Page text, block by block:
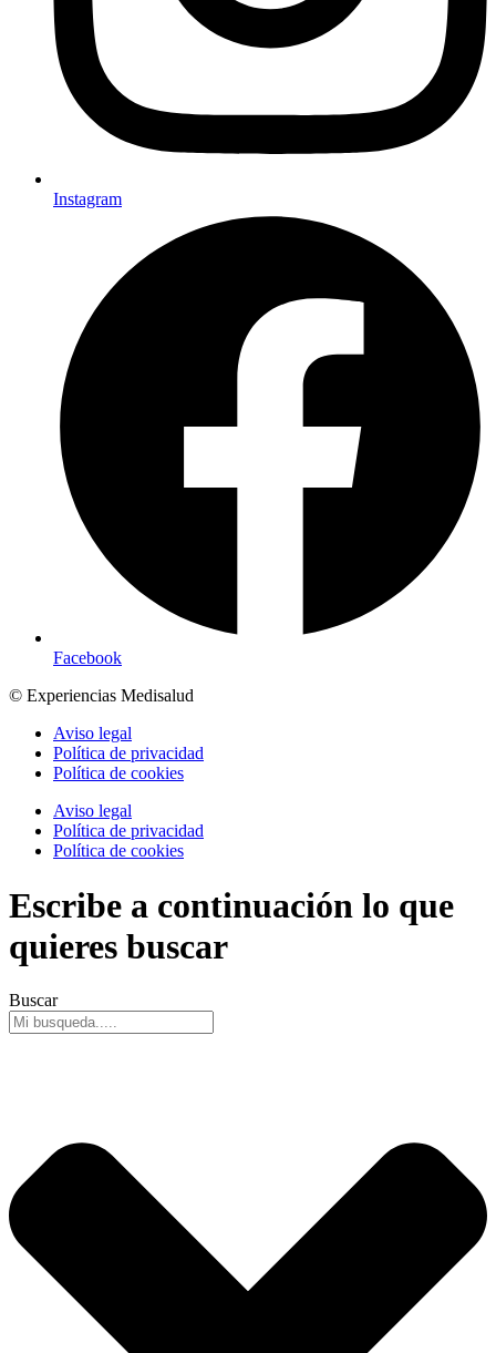
Instagram
Facebook
© Experiencias Medisalud
Aviso legal
Política de privacidad
Política de cookies
Aviso legal
Política de privacidad
Política de cookies
Escribe a continuación lo que
quieres buscar
Buscar